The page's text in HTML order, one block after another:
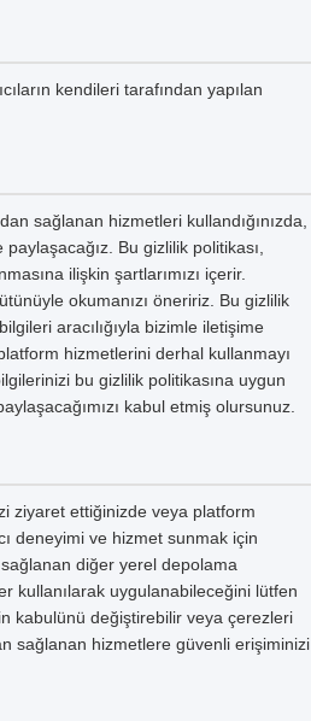
kendileri tarafından yapılan
sağlanan hizmetleri kullandığınızda,
Bu gizlilik politikası,
ilişkin şartlarımızı içerir.
okumanızı öneririz. Bu gizlilik
aracılığıyla bizimle iletişime
hizmetlerini derhal kullanmayı
bu gizlilik politikasına uygun
kabul etmiş olursunuz.
ziyaret ettiğinizde veya platform
deneyimi ve hizmet sunmak için
sağlanan diğer yerel depolama
kullanılarak uygulanabileceğini lütfen
kabulünü değiştirebilir veya çerezleri
sağlanan hizmetlere güvenli erişiminizi